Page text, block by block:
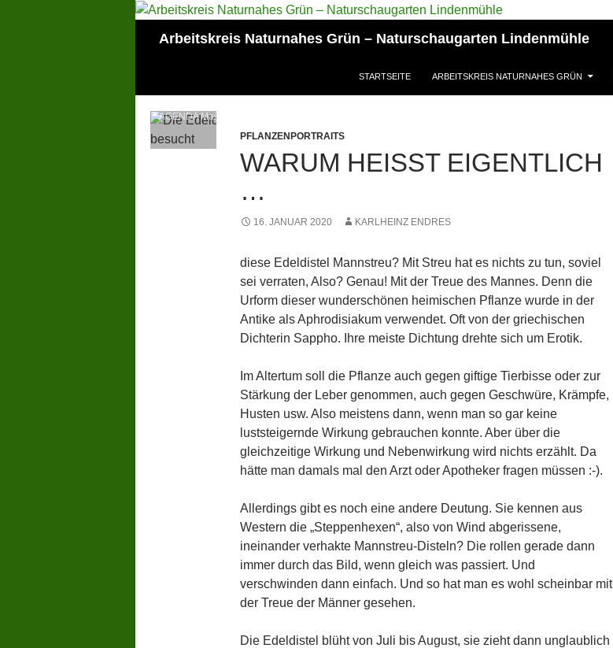
Arbeitskreis Naturnahes Grün – Naturschaugarten Lindenmühle
STARTSEITE ARBEITSKREIS NATURNAHES GRÜN
PFLANZENPORTRAITS
WARUM HEISST EIGENTLICH …
16. JANUAR 2020 KARLHEINZ ENDRES
diese Edeldistel Mannstreu? Mit Streu hat es nichts zu tun, soviel
sei verraten, Also? Genau! Mit der Treue des Mannes. Denn die
Urform dieser wunderschönen heimischen Pflanze wurde in der
Antike als Aphrodisiakum verwendet. Oft von der griechischen
Dichterin Sappho. Ihre meiste Dichtung drehte sich um Erotik.
Im Altertum soll die Pflanze auch gegen giftige Tierbisse oder zur
Stärkung der Leber genommen, auch gegen Geschwüre, Krämpfe,
Husten usw. Also meistens dann, wenn man so gar keine
luststeigernde Wirkung gebrauchen konnte. Aber über die
gleichzeitige Wirkung und Nebenwirkung wird nichts erzählt. Da
hätte man damals mal den Arzt oder Apotheker fragen müssen :-).
Allerdings gibt es noch eine andere Deutung. Sie kennen aus
Western die „Steppenhexen“, also von Wind abgerissene,
ineinander verhakte Mannstreu-Disteln? Die rollen gerade dann
immer durch das Bild, wenn gleich was passiert. Und
verschwinden dann einfach. Und so hat man es wohl scheinbar mit
der Treue der Männer gesehen.
Die Edeldistel blüht von Juli bis August, sie zieht dann unglaublich
AGENDA Mainz